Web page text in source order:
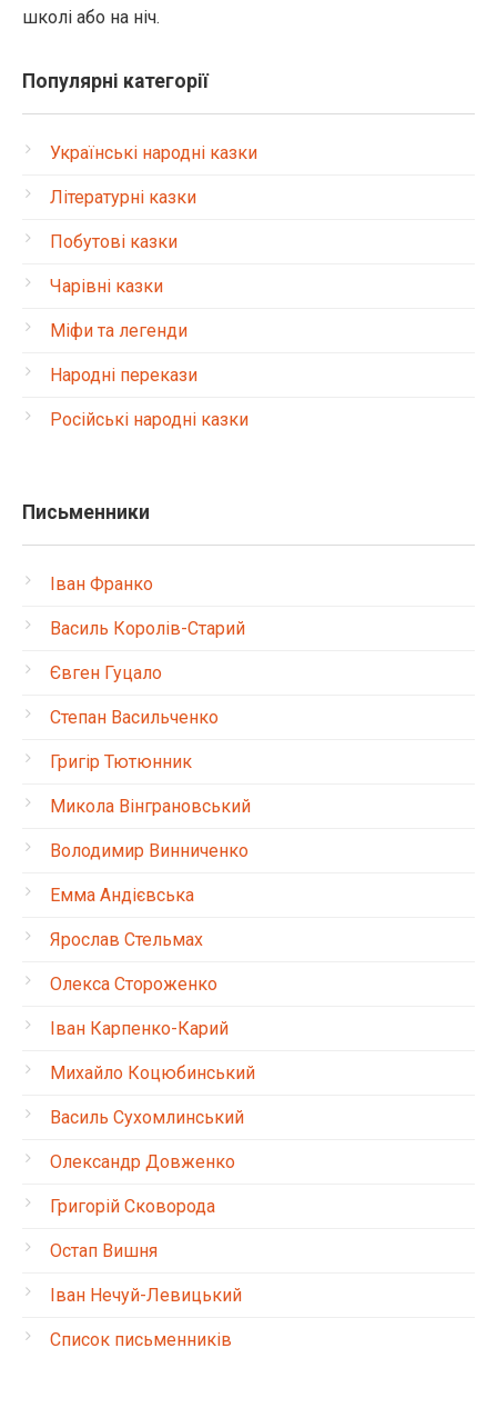
школі або на ніч.
Популярні категорії
Українські народні казки
Літературні казки
Побутові казки
Чарівні казки
Міфи та легенди
Народні перекази
Російські народні казки
Письменники
Іван Франко
Василь Королів-Старий
Євген Гуцало
Степан Васильченко
Григір Тютюнник
Микола Вінграновський
Володимир Винниченко
Емма Андієвська
Ярослав Стельмах
Олекса Стороженко
Іван Карпенко-Карий
Михайло Коцюбинський
Василь Сухомлинський
Олександр Довженко
Григорій Сковорода
Остап Вишня
Іван Нечуй-Левицький
Список письменників